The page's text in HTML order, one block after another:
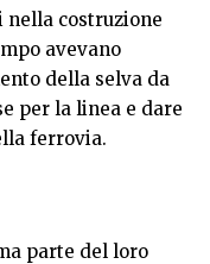
costruzione
avevano
della selva da
per la linea e dare
ferrovia.
parte del loro